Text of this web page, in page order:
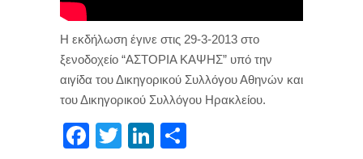
Η εκδήλωση έγινε στις 29-3-2013 στο
ξενοδοχείο “ΑΣΤΟΡΙΑ ΚΑΨΗΣ” υπό την
αιγίδα του Δικηγορικού Συλλόγου Αθηνών και
του Δικηγορικού Συλλόγου Ηρακλείου.
Facebook
TwitterLinkedIn